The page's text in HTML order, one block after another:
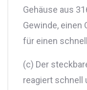
Gehäuse aus
Gewinde, einen
für einen
(c) Der
reagiert schnell